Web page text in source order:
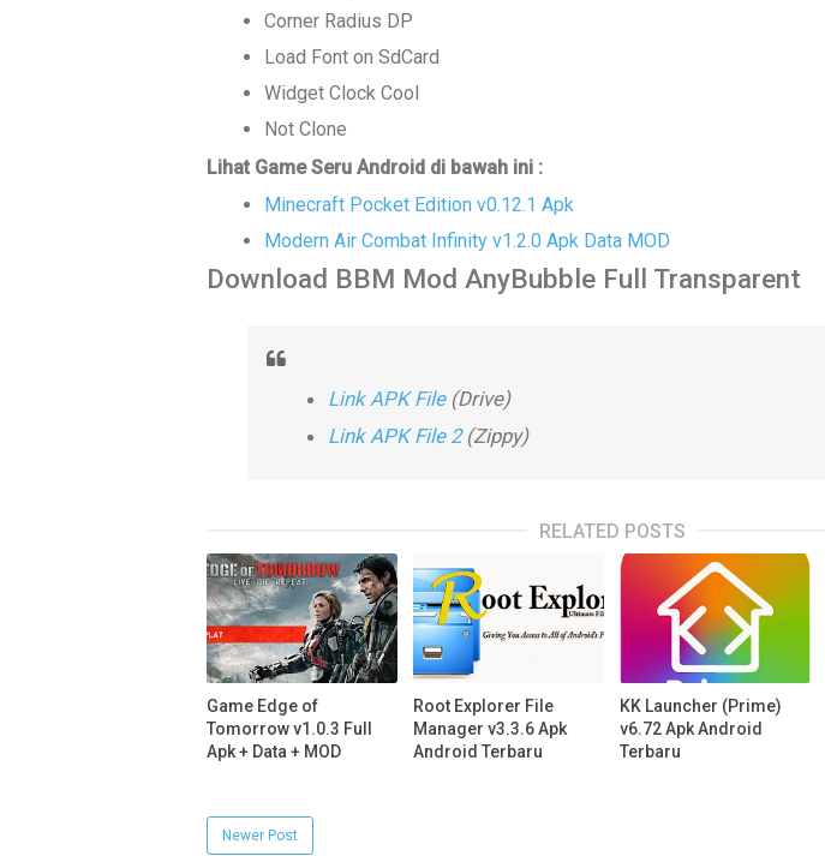
Corner Radius DP
Load Font on SdCard
Widget Clock Cool
Not Clone
Lihat Game Seru Android di bawah ini :
Minecraft Pocket Edition v0.12.1 Apk
Modern Air Combat Infinity v1.2.0 Apk Data MOD
Download BBM Mod AnyBubble Full Transparent
Link APK File(Drive)
Link APK File 2(Zippy)
RELATED POSTS
Game Edge of
Tomorrow v1.0.3 Full
Apk + Data + MOD
Root Explorer File
Manager v3.3.6 Apk
Android Terbaru
KK Launcher (Prime)
v6.72 Apk Android
Terbaru
Newer Post